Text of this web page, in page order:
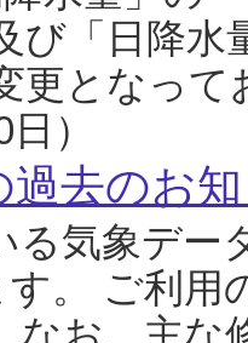
び「日降
更となっ
）
過去のお
気象デー
。 ご利用